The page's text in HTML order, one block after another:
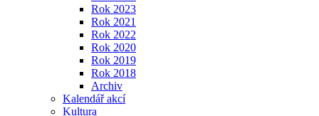
Rok 2023
Rok 2021
Rok 2022
Rok 2020
Rok 2019
Rok 2018
Archiv
Kalendář akcí
Kultura